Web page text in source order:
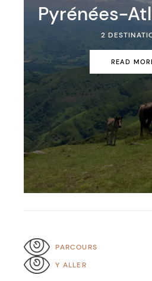
Pyrénées-
2
READ
PARCOURS
Y ALLER